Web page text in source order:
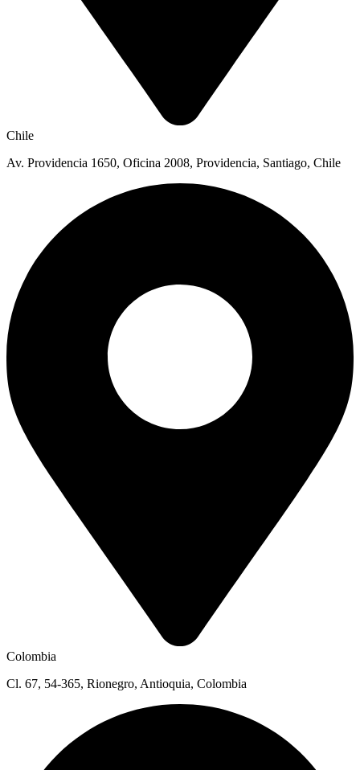
Chile
Av. Providencia 1650, Oficina 2008, Providencia, Santiago, Chile
Colombia
Cl. 67, 54-365, Rionegro, Antioquia, Colombia